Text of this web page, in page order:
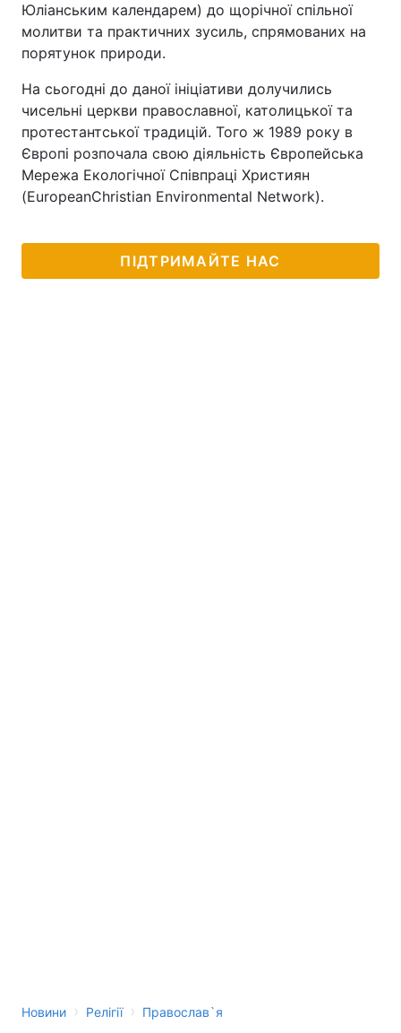
Юліанським календарем) до щорічної спільної
молитви та практичних зусиль, спрямованих на
порятунок природи.
На сьогодні до даної ініціативи долучились
чисельні церкви православної, католицької та
протестантської традицій. Того ж 1989 року в
Європі розпочала свою діяльність Європейська
Мережа Екологічної Співпраці Християн
(EuropeanChristian Environmental Network).
ПІДТРИМАЙТЕ НАС
Новини › Релігії › Православ`я